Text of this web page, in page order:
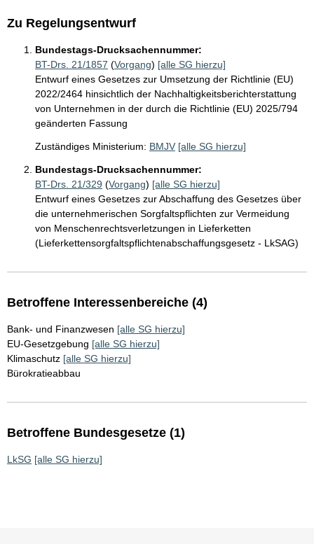
Zu Regelungsentwurf
Bundestags-Drucksachennummer:
BT-Drs. 21/1857 (Vorgang) [alle SG hierzu]
Entwurf eines Gesetzes zur Umsetzung der Richtlinie (EU)
2022/2464 hinsichtlich der Nachhaltigkeitsberichterstattung
von Unternehmen in der durch die Richtlinie (EU) 2025/794
geänderten Fassung
Zuständiges Ministerium: BMJV [alle SG hierzu]
Bundestags-Drucksachennummer:
BT-Drs. 21/329 (Vorgang) [alle SG hierzu]
Entwurf eines Gesetzes zur Abschaffung des Gesetzes über
die unternehmerischen Sorgfaltspflichten zur Vermeidung
von Menschenrechtsverletzungen in Lieferketten
(Lieferkettensorgfaltspflichtenabschaffungsgesetz - LkSAG)
Betroffene Interessenbereiche (4)
Bank- und Finanzwesen [alle SG hierzu]
EU-Gesetzgebung [alle SG hierzu]
Klimaschutz [alle SG hierzu]
Bürokratieabbau
Betroffene Bundesgesetze (1)
LkSG [alle SG hierzu]